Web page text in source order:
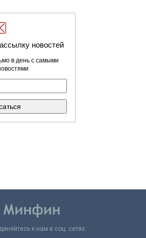
новостей
в день с самыми
к нам в соц. сетях: